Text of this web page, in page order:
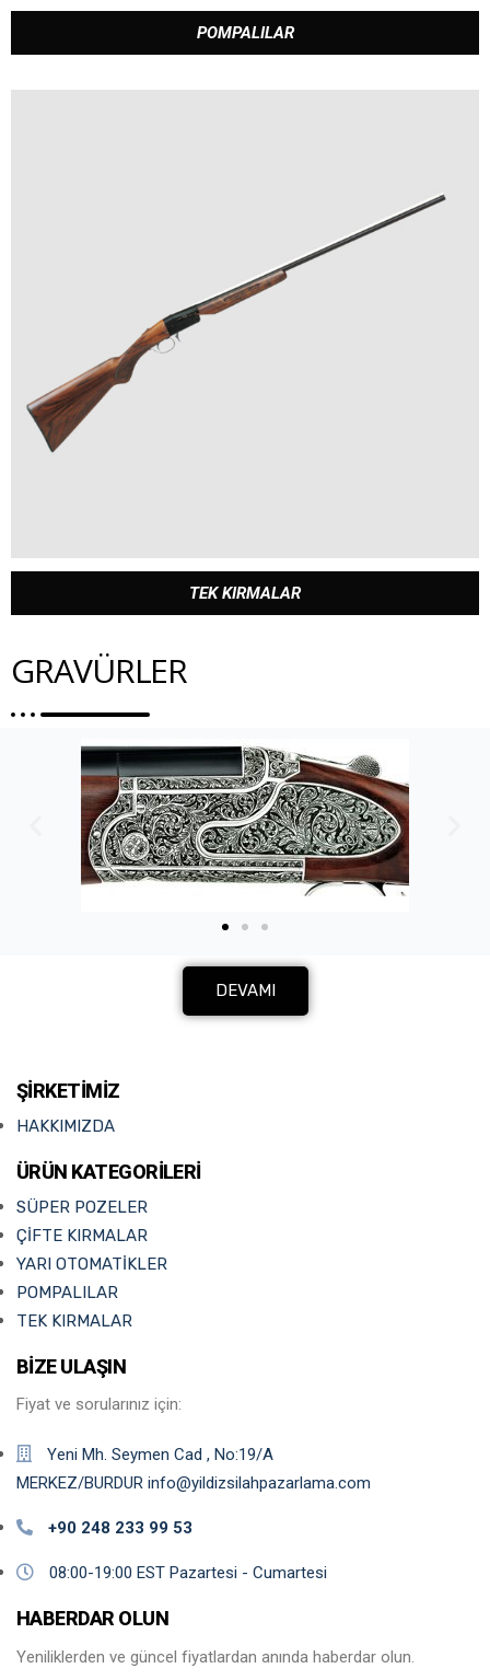
POMPALILAR
TEK KIRMALAR
GRAVÜRLER
DEVAMI
ŞIRKETIMIZ
HAKKIMIZDA
ÜRÜN KATEGORİLERİ
SÜPER POZELER
ÇİFTE KIRMALAR
YARI OTOMATİKLER
POMPALILAR
TEK KIRMALAR
BİZE ULAŞIN
Fiyat ve sorularınız için:
Yeni Mh. Seymen Cad , No:19/A
MERKEZ/BURDUR info@yildizsilahpazarlama.com
+90 248 233 99 53
08:00-19:00 EST Pazartesi - Cumartesi
HABERDAR OLUN
Yeniliklerden ve güncel fiyatlardan anında haberdar olun.